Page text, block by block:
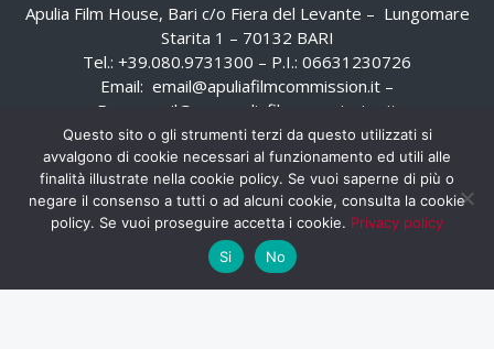
Apulia Film House, Bari c/o Fiera del Levante – Lungomare
Starita 1 – 70132 BARI
Tel.: +39.080.9731300 – P.I.: 06631230726
Email: email@apuliafilmcommission.it –
Pec:
email@pec.apuliafilmcommission.it
Questo sito o gli strumenti terzi da questo utilizzati si
avvalgono di cookie necessari al funzionamento ed utili alle
finalità illustrate nella cookie policy. Se vuoi saperne di più o
negare il consenso a tutti o ad alcuni cookie, consulta la cookie
policy. Se vuoi proseguire accetta i cookie. Privacy policy
Si
No